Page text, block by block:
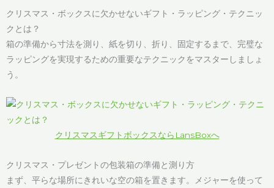
クリスマス・ボックスに欠かせないギフト・ラッピング・テクニッ
クとは？
箱の準備から寸法を測り、紙を切り、折り、固定するまで、完璧な
ラッピングを実現するための重要なテクニックをマスターしましょ
う。
クリスマスギフトボックスならLansBoxへ
クリスマス・プレゼントの包装箱の準備と測り方
まず、平らな場所にきれいな空の箱を置きます。メジャーを使って